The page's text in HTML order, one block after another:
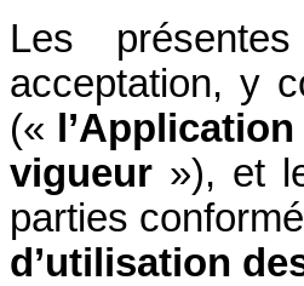
Les
acceptation, y
(«
vigueur »), et
parties
d’utilisation